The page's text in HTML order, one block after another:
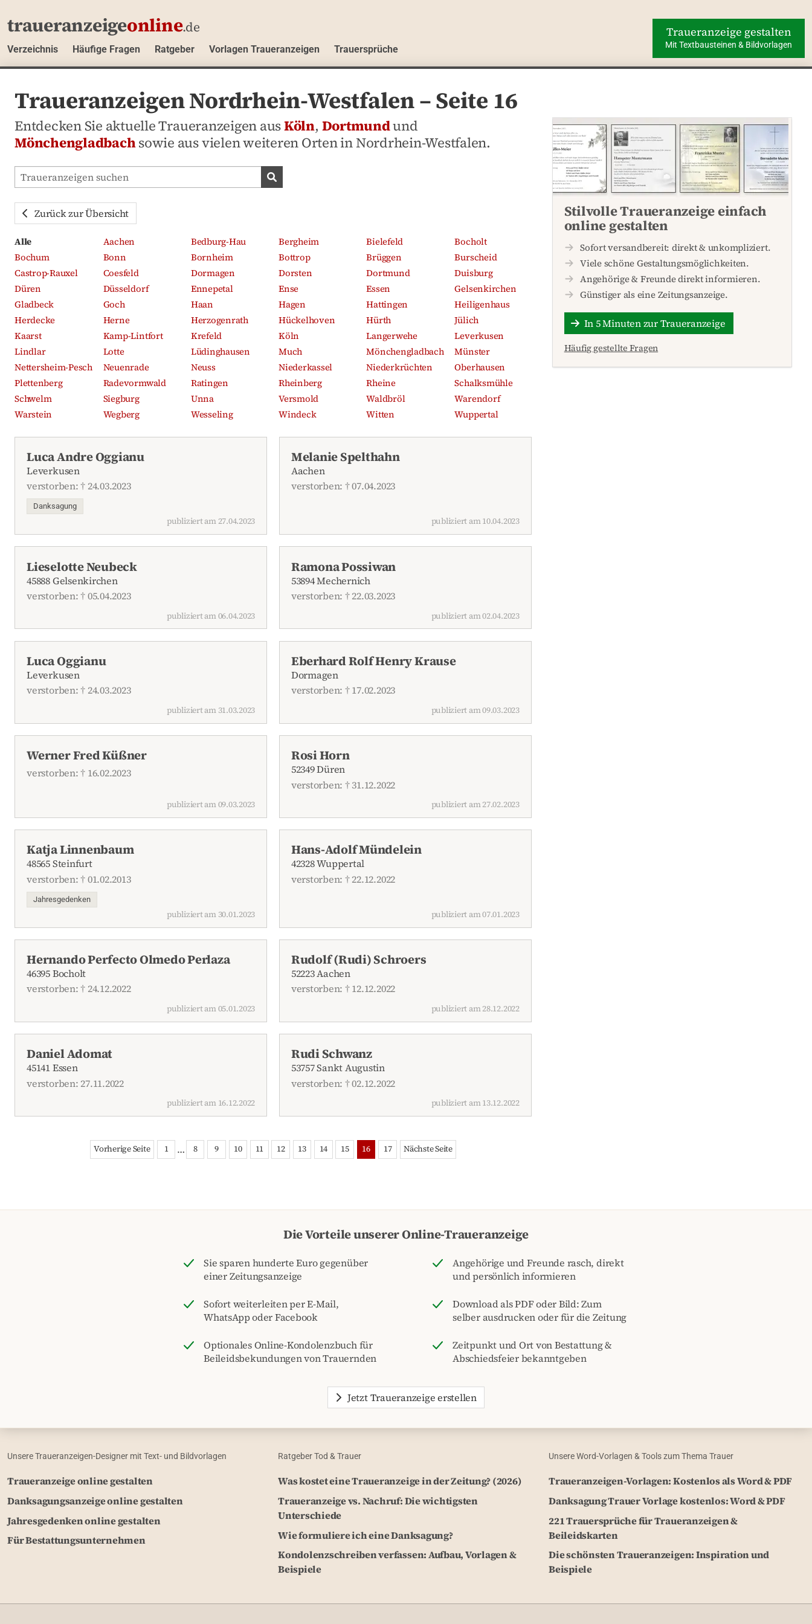
traueranzeigeonline.de
Verzeichnis Häufige Fragen Ratgeber Vorlagen Traueranzeigen Trauersprüche
Traueranzeige gestalten
Mit Textbausteinen & Bildvorlagen
Traueranzeigen Nordrhein-Westfalen – Seite 16
Entdecken Sie aktuelle Traueranzeigen ausKöln, Dortmundund
Mönchengladbachsowie aus vielen weiteren Orten in Nordrhein-Westfalen.
Traueranzeigen-Portal durchsuchen
Traueranzeigen suchen
Zurück zur Übersicht
Alle Aachen Bedburg-Hau Bergheim Bielefeld
Bocholt
Bochum
Bonn Bornheim Bottrop Brüggen
Burscheid
Castrop-Rauxel
Coesfeld Dormagen Dorsten Dortmund
Duisburg
Düren
Düsseldorf Ennepetal Ense Essen
Gelsenkirchen
Gladbeck
Goch Haan Hagen Hattingen
Heiligenhaus
Herdecke
Herne Herzogenrath Hückelhoven Hürth
Jülich
Kaarst
Kamp-Lintfort Krefeld Köln Langerwehe
Leverkusen
Lindlar
Lotte Lüdinghausen Much Mönchengladbach
Münster
Nettersheim-Pesch
Neuenrade Neuss Niederkassel Niederkrüchten
Oberhausen
Plettenberg
Radevormwald Ratingen Rheinberg Rheine
Schalksmühle
Schwelm
Siegburg Unna Versmold Waldbröl
Warendorf
Warstein
Wegberg Wesseling Windeck Witten Wuppertal
Luca Andre Oggianu
Leverkusen
verstorben: † 24.03.2023
Danksagung
publiziert am 27.04.2023
Melanie Spelthahn
Aachen
verstorben: † 07.04.2023
publiziert am 10.04.2023
Lieselotte Neubeck
45888 Gelsenkirchen
verstorben: † 05.04.2023
publiziert am 06.04.2023
Ramona Possiwan
53894 Mechernich
verstorben: † 22.03.2023
publiziert am 02.04.2023
Luca Oggianu
Leverkusen
verstorben: † 24.03.2023
publiziert am 31.03.2023
Eberhard Rolf Henry Krause
Dormagen
verstorben: † 17.02.2023
publiziert am 09.03.2023
Werner Fred Küßner
verstorben: † 16.02.2023
publiziert am 09.03.2023
Rosi Horn
52349 Düren
verstorben: † 31.12.2022
publiziert am 27.02.2023
Katja Linnenbaum
48565 Steinfurt
verstorben: † 01.02.2013
Jahresgedenken
publiziert am 30.01.2023
Hans-Adolf Mündelein
42328 Wuppertal
verstorben: † 22.12.2022
publiziert am 07.01.2023
Hernando Perfecto Olmedo Perlaza
46395 Bocholt
verstorben: † 24.12.2022
publiziert am 05.01.2023
Rudolf (Rudi) Schroers
52223 Aachen
verstorben: † 12.12.2022
publiziert am 28.12.2022
Daniel Adomat
45141 Essen
verstorben: 27.11.2022
publiziert am 16.12.2022
Rudi Schwanz
53757 Sankt Augustin
verstorben: † 02.12.2022
publiziert am 13.12.2022
Vorherige Seite 1 … 8 9 10 11 12 13 14 15 16 17 Nächste Seite
Stilvolle Traueranzeige einfach
online gestalten
Sofort versandbereit: direkt & unkompliziert.
Viele schöne Gestaltungsmöglichkeiten.
Angehörige & Freunde direkt informieren.
Günstiger als eine Zeitungsanzeige.
In 5 Minuten zur Traueranzeige
Häufig gestellte Fragen
Die Vorteile unserer Online-Traueranzeige
Sie sparen hunderte Euro gegenüber
einer Zeitungsanzeige
Angehörige und Freunde rasch, direkt
und persönlich informieren
Sofort weiterleiten per E-Mail,
WhatsApp oder Facebook
Download als PDF oder Bild: Zum
selber ausdrucken oder für die Zeitung
Optionales Online-Kondolenzbuch für
Beileidsbekundungen von Trauernden
Zeitpunkt und Ort von Bestattung &
Abschiedsfeier bekanntgeben
Jetzt Traueranzeige erstellen
Unsere Traueranzeigen-Designer mit Text- und Bildvorlagen
Traueranzeige online gestalten
Danksagungsanzeige online gestalten
Jahresgedenken online gestalten
Für Bestattungsunternehmen
Ratgeber Tod & Trauer
Was kostet eine Traueranzeige in der Zeitung? (2026)
Traueranzeige vs. Nachruf: Die wichtigsten
Unterschiede
Wie formuliere ich eine Danksagung?
Kondolenzschreiben verfassen: Aufbau, Vorlagen &
Beispiele
Unsere Word-Vorlagen & Tools zum Thema Trauer
Traueranzeigen-Vorlagen: Kostenlos als Word & PDF
Danksagung Trauer Vorlage kostenlos: Word & PDF
221 Trauersprüche für Traueranzeigen &
Beileidskarten
Die schönsten Traueranzeigen: Inspiration und
Beispiele